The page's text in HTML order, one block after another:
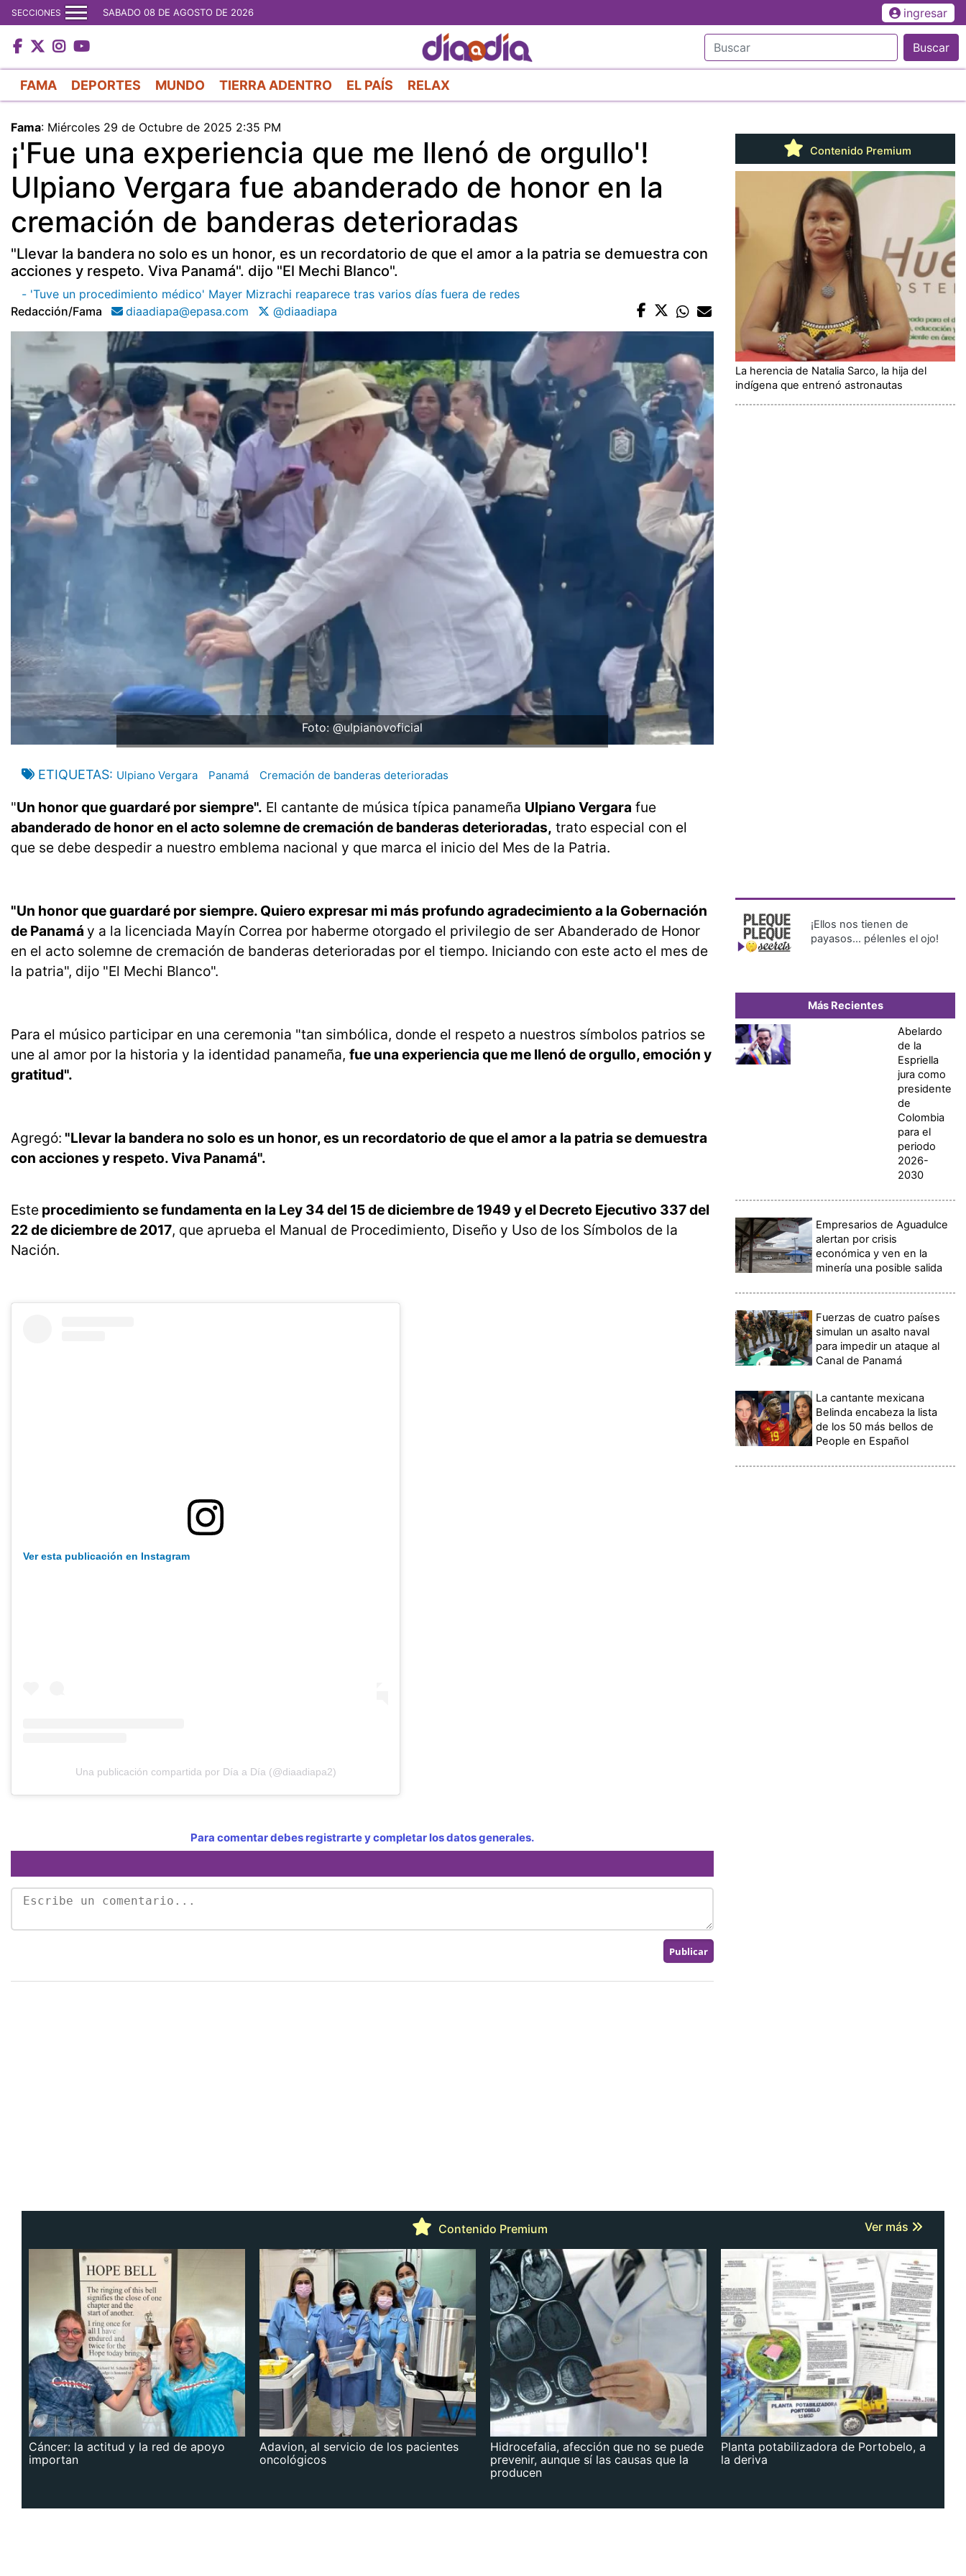
al
contenido
principal
SECCIONES SABADO 08 DE AGOSTO DE 2026 ingresar
Buscar
FAMA DEPORTES MUNDO TIERRA ADENTRO EL PAÍS RELAX
Fama: Miércoles 29 de Octubre de 2025 2:35 PM
¡'Fue una experiencia que me llenó de orgullo'!
Ulpiano Vergara fue abanderado de honor en la
cremación de banderas deterioradas
"Llevar la bandera no solo es un honor, es un recordatorio de que el amor a la patria se demuestra con
acciones y respeto. Viva Panamá". dijo "El Mechi Blanco".
- 'Tuve un procedimiento médico' Mayer Mizrachi reaparece tras varios días fuera de redes
Redacción/fama
diaadiapa@epasa.com @diaadiapa
Foto: @ulpianovoficial
ETIQUETAS Ulpiano Vergara Panamá Cremación de banderas deterioradas
"Un honor que guardaré por siempre". El cantante de música típica panameña Ulpiano Vergara fue
abanderado de honor en el acto solemne de cremación de banderas deterioradas, trato especial con el
que se debe despedir a nuestro emblema nacional y que marca el inicio del Mes de la Patria.
"Un honor que guardaré por siempre. Quiero expresar mi más profundo agradecimiento a la Gobernación
de Panamá y a la licenciada Mayín Correa por haberme otorgado el privilegio de ser Abanderado de Honor
en el acto solemne de cremación de banderas deterioradas por el tiempo. Iniciando con este acto el mes de
la patria", dijo "El Mechi Blanco".
Para el músico participar en una ceremonia "tan simbólica, donde el respeto a nuestros símbolos patrios se
une al amor por la historia y la identidad panameña, fue una experiencia que me llenó de orgullo, emoción y
gratitud".
Agregó: "Llevar la bandera no solo es un honor, es un recordatorio de que el amor a la patria se demuestra
con acciones y respeto. Viva Panamá".
Este procedimiento se fundamenta en la Ley 34 del 15 de diciembre de 1949 y el Decreto Ejecutivo 337 del
22 de diciembre de 2017, que aprueba el Manual de Procedimiento, Diseño y Uso de los Símbolos de la
Nación.
Ver esta publicación en Instagram
Una publicación compartida por Día a Día (@diaadiapa2)
Para comentar debes registrarte y completar los datos generales.
Contenido Premium
La herencia de Natalia Sarco, la hija del
indígena que entrenó astronautas
¡Ellos nos tienen de
payasos… pélenles el ojo!
Más Recientes
Abelardo
de la
Espriella
jura como
presidente
de
Colombia
para el
periodo
2026-
2030
Empresarios de Aguadulce
alertan por crisis
económica y ven en la
minería una posible salida
Fuerzas de cuatro países
simulan un asalto naval
para impedir un ataque al
Canal de Panamá
La cantante mexicana
Belinda encabeza la lista
de los 50 más bellos de
People en Español
Contenido Premium Ver más
Cáncer: la actitud y la red de apoyo
importan
Adavion, al servicio de los pacientes
oncológicos
Hidrocefalia, afección que no se puede
prevenir, aunque sí las causas que la
producen
Planta potabilizadora de Portobelo, a
la deriva